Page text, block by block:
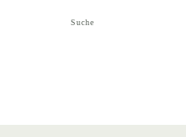
Suche